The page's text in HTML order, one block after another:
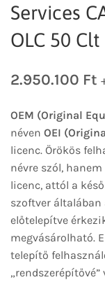
Services
OLC 50
2.950.100 Ft
OEM (Original
néven OEI
licenc. Örökös
névre szól,
licenc, attól a
szoftver
előtelepítve
megvásárolható.
telepítő
„rendszerépítővé”